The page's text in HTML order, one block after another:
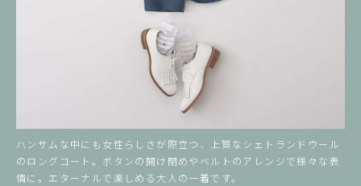
ハンサムな中にも女性らしさが際立つ、上質なシェトランドウール
のロングコート。 ボタンの開け閉めやベルトのアレンジで様々な表
情に。エターナルで楽しめる大人の一着です。